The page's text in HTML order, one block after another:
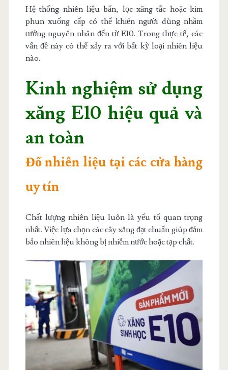
Hệ thống nhiên liệu bẩn, lọc xăng tắc hoặc kim
phun xuống cấp có thể khiến người dùng nhầm
tưởng nguyên nhân đến từ E10. Trong thực tế, các
vấn đề này có thể xảy ra với bất kỳ loại nhiên liệu
nào.
Kinh nghiệm sử dụng
xăng E10 hiệu quả và
an toàn
Đổ nhiên liệu tại các cửa hàng
uy tín
Chất lượng nhiên liệu luôn là yếu tố quan trọng
nhất. Việc lựa chọn các cây xăng đạt chuẩn giúp đảm
bảo nhiên liệu không bị nhiễm nước hoặc tạp chất.